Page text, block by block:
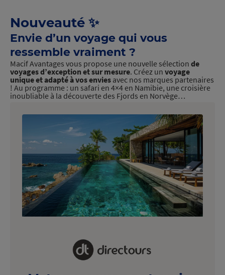
Nouveauté ✨
Envie d’un voyage qui vous
ressemble vraiment ?
Macif Avantages vous propose une nouvelle sélection de
voyages d’exception et sur mesure. Créez un voyage
unique et adapté à vos envies avec nos marques partenaires
! Au programme : un safari en 4×4 en Namibie, une croisière
inoubliable à la découverte des Fjords en Norvège…